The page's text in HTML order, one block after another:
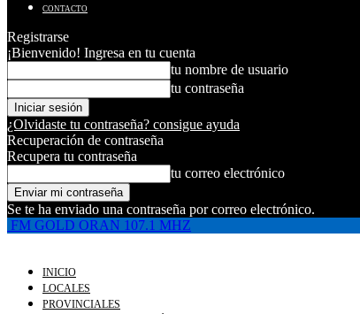
CONTACTO
Registrarse
¡Bienvenido! Ingresa en tu cuenta
tu nombre de usuario
tu contraseña
¿Olvidaste tu contraseña? consigue ayuda
Recuperación de contraseña
Recupera tu contraseña
tu correo electrónico
Se te ha enviado una contraseña por correo electrónico.
FM GOLD ORAN 107.1 MHZ
INICIO
LOCALES
PROVINCIALES